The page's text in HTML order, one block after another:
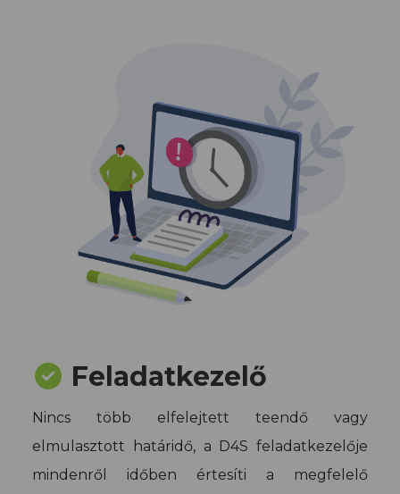
Feladatkezelő
Nincs több elfelejtett teendő vagy
elmulasztott határidő, a D4S feladatkezelője
mindenről időben értesíti a megfelelő